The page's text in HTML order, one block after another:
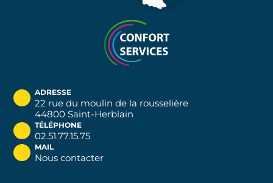
ADRESSE
22 rue du moulin de la rousselière
44800 Saint-Herblain
TÉLÉPHONE
02.51.77.15.75
MAIL
Nous contacter